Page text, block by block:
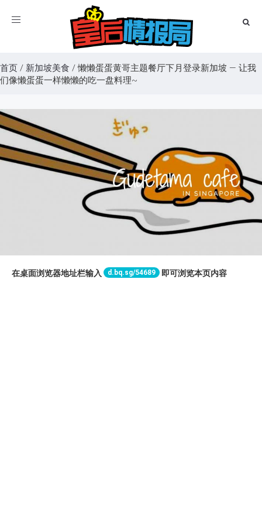
Toggle
首页 / 新加坡美食 /懒懒蛋蛋黄哥主题餐厅下月登录新加坡 — 让我
们像懒蛋蛋一样懒懒的吃一盘料理~
在桌面浏览器地址栏输入 d.bq.sg/54689 即可浏览本页内容